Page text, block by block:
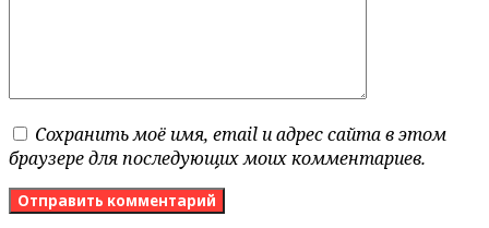
Сохранить моё имя, email и адрес сайта в этом
браузере для последующих моих комментариев.